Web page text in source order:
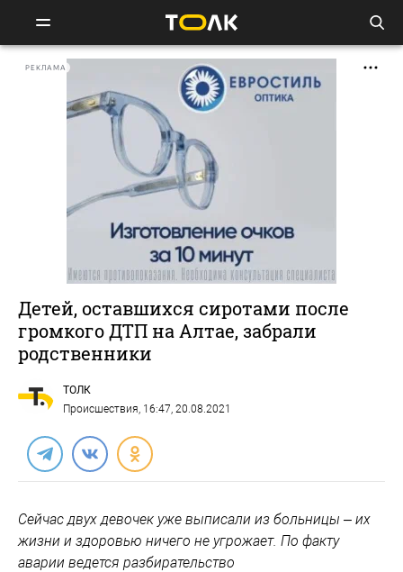
РЕКЛАМА
Детей, оставшихся сиротами после
громкого ДТП на Алтае, забрали
родственники
ТОЛК
Происшествия, 16:47, 20.08.2021
Сейчас двух девочек уже выписали из больницы – их
жизни и здоровью ничего не угрожает. По факту
аварии ведется разбирательство